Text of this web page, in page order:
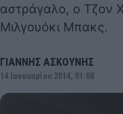
αστράγαλο, ο Τζον
Μιλγουόκι Μπακς.
ΓΙΑΝΝΗΣ ΑΣΚΟΥΝΗΣ
14 Ιανουαρίου 2014, 01:08